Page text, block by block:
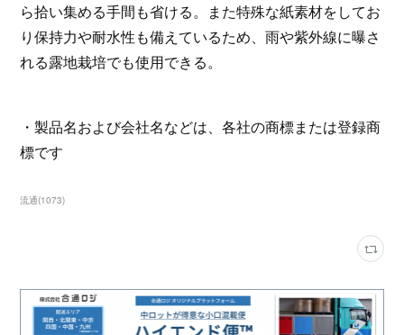
ら拾い集める手間も省ける。また特殊な紙素材をしてお
り保持力や耐水性も備えているため、雨や紫外線に曝さ
れる露地栽培でも使用できる。
・製品名および会社名などは、各社の商標または登録商
標です
流通(1073)